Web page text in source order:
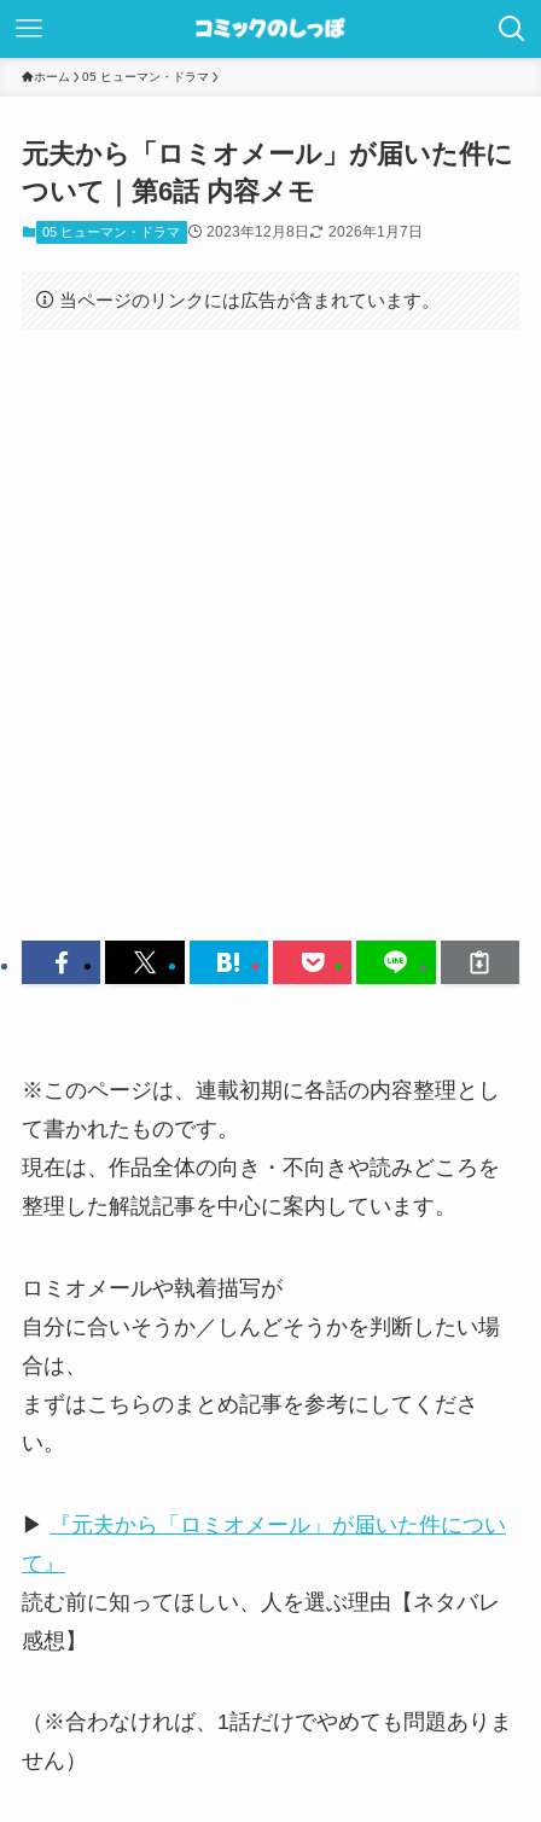
ホーム 05 ヒューマン・ドラマ
元夫から「ロミオメール」が届いた件に
ついて｜第6話 内容メモ
05 ヒューマン・ドラマ 2023年12月8日 2026年1月7日
当ページのリンクには広告が含まれています。
※このページは、連載初期に各話の内容整理とし
て書かれたものです。
現在は、作品全体の向き・不向きや読みどころを
整理した解説記事を中心に案内しています。
ロミオメールや執着描写が
自分に合いそうか／しんどそうかを判断したい場
合は、
まずはこちらのまとめ記事を参考にしてくださ
い。
▶
『元夫から「ロミオメール」が届いた件につい
て』
読む前に知ってほしい、人を選ぶ理由【ネタバレ
感想】
（※合わなければ、1話だけでやめても問題ありま
せん）